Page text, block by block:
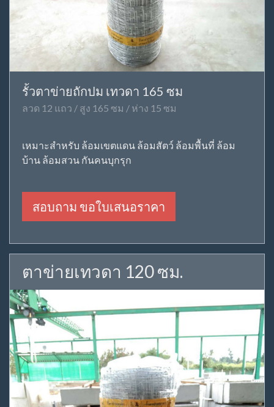
รั้วตาข่ายถักปม เทวดา 165 ซม
ลวด 12 แถว / สูง 165 ซม / ห่าง 15 ซม
เหมาะสำหรับ ล้อมเขตแดน ล้อมสัตว์ ล้อมพื้นที่ ล้อม
บ้าน ล้อมสวน กันคนบุกรุก
สอบถาม ขอใบเสนอราคา
ตาข่ายเทวดา 120 ซม.